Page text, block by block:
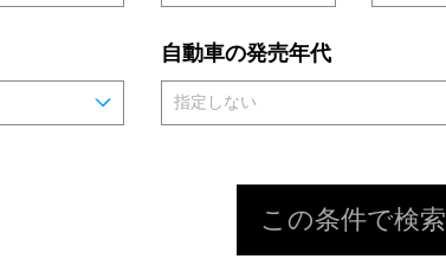
自動車の発売年代
この条件で検索